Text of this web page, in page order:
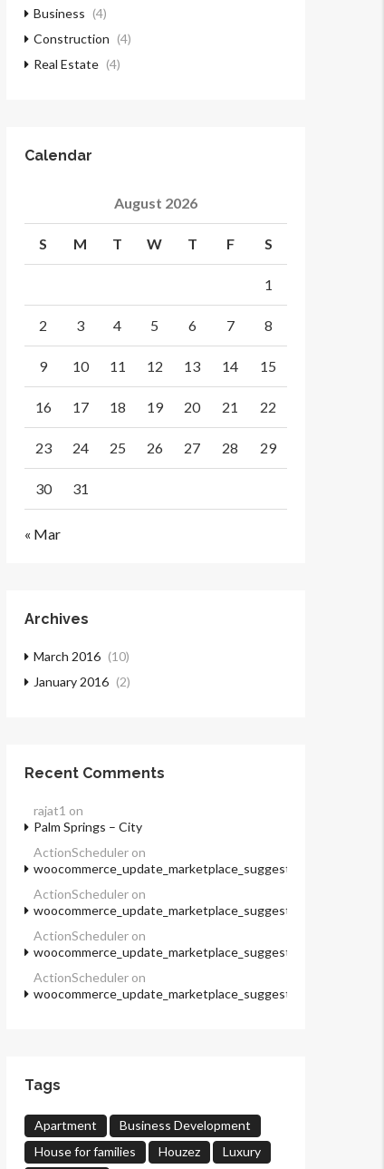
Business (4)
Construction (4)
Real Estate (4)
Calendar
August 2026
S M T W T F S
1
2 3 4 5 6 7 8
9 10 11 12 13 14 15
16 17 18 19 20 21 22
23 24 25 26 27 28 29
30 31
« Mar
Archives
March 2016 (10)
January 2016 (2)
Recent Comments
rajat1 on
Palm Springs – City
ActionScheduler on
woocommerce_update_marketplace_suggestions
ActionScheduler on
woocommerce_update_marketplace_suggestions
ActionScheduler on
woocommerce_update_marketplace_suggestions
ActionScheduler on
woocommerce_update_marketplace_suggestions
Tags
Apartment
Business Development
House for families
Houzez
Luxury